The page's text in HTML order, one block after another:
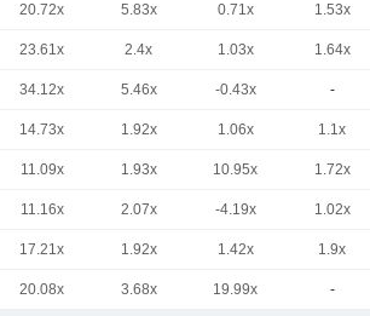
20.72x 5.83x 0.71x 1.53x
23.61x 2.4x 1.03x 1.64x
34.12x 5.46x -0.43x -
14.73x 1.92x 1.06x 1.1x
11.09x 1.93x 10.95x 1.72x
11.16x 2.07x -4.19x 1.02x
17.21x 1.92x 1.42x 1.9x
20.08x 3.68x 19.99x -